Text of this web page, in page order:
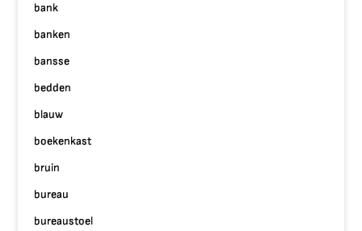
bank
banken
bansse
bedden
blauw
boekenkast
bruin
bureau
bureaustoel